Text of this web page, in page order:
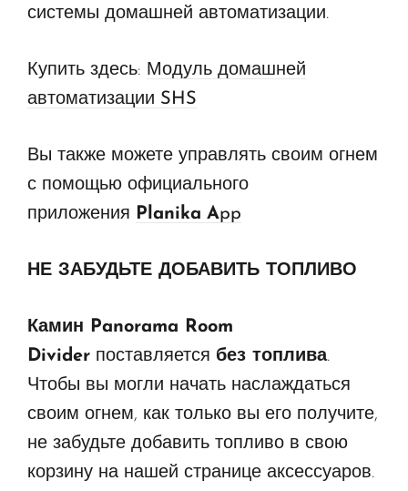
системы домашней автоматизации.
Купить здесь: Модуль домашней
автоматизации SHS
Вы также можете управлять своим огнем
с помощью официального
приложения Planika App
НЕ ЗАБУДЬТЕ ДОБАВИТЬ ТОПЛИВО
Камин Panorama Room
Divider поставляется без топлива.
Чтобы вы могли начать наслаждаться
своим огнем, как только вы его получите,
не забудьте добавить топливо в свою
корзину на нашей странице аксессуаров.